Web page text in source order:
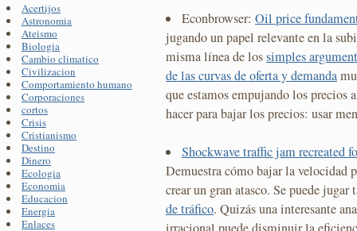
Acertijos
Astronomia
Ateismo
Biologia
Cambio climatico
Civilizacion
Comportamiento humano
Corporaciones
cortos
Crisis
Cristianismo
Destino
Dinero
Ecologia
Economia
Educacion
Energia
Enlaces
Econbrowser: Oil price
jugando un papel relevante en la
misma línea de lossimples
de las curvas de oferta y demanda
que estamos empujando los precios
hacer para bajar los precios: usar
Shockwave traffic jam recreated
Demuestra cómo bajar la velocidad
crear un gran atasco. Se puede
de tráfico. Quizás una interesante